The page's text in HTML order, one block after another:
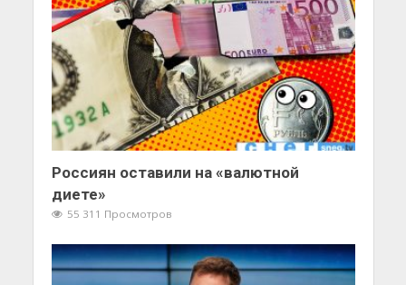
Россиян оставили на «валютной
диете»
55 311 Просмотров